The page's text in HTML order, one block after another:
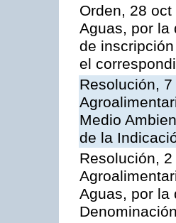
Orden, 28
Aguas, por la
de
el
Resolución,
Medio
de la
Resolución,
Aguas, por la